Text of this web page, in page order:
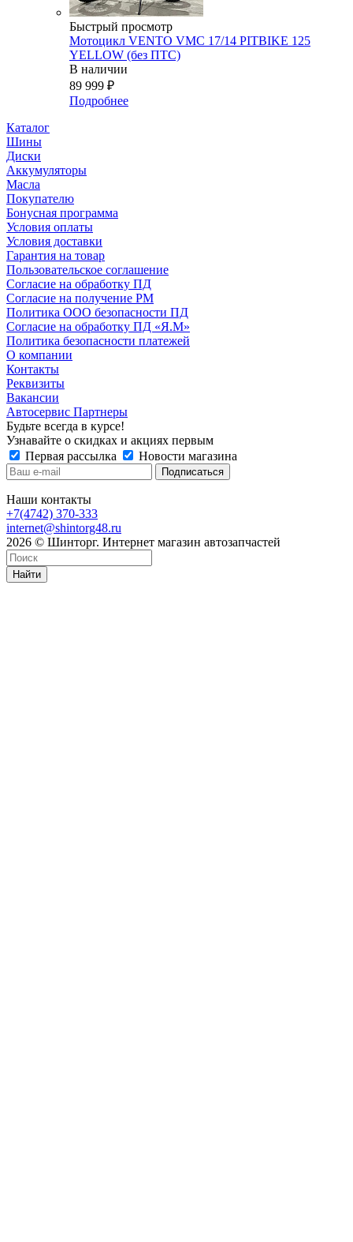
Быстрый просмотр
Мотоцикл VENTO VMC 17/14 PITBIKE 125
YELLOW (без ПТС)
В наличии
89 999 ₽
Подробнее
Каталог
Шины
Диски
Аккумуляторы
Масла
Покупателю
Бонусная программа
Условия оплаты
Условия доставки
Гарантия на товар
Пользовательское соглашение
Согласие на обработку ПД
Согласие на получение РМ
Политика ООО безопасности ПД
Согласие на обработку ПД «Я.М»
Политика безопасности платежей
О компании
Контакты
Реквизиты
Вакансии
Автосервис Партнеры
Будьте всегда в курсе!
Узнавайте о скидках и акциях первым
Первая рассылка
Новости магазина
Наши контакты
+7(4742) 370-333
internet@shintorg48.ru
2026 © Шинторг. Интернет магазин автозапчастей
Найти